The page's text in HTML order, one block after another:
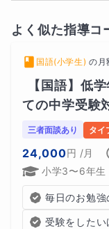
よく似た指導コ
国語(小学生) の
【国語】低
ての中学受験
三者面談あり タイ
24,000円 /月
小学3〜6年生
毎日のお勉
受験をした